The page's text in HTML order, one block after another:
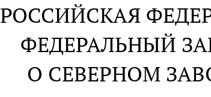
РОССИЙСКАЯ
ФЕДЕРАЛЬНЫЙ
О СЕВЕРНОМ